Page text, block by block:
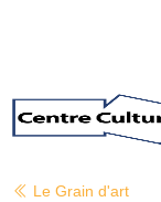
Le Grain d'art